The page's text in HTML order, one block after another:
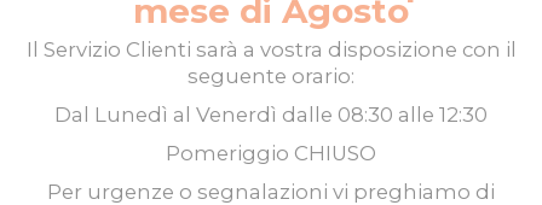
mese di Agosto
Il Servizio Clienti sarà a vostra disposizione con il
seguente orario:
Dal Lunedì al Venerdì dalle 08:30 alle 12:30
Pomeriggio CHIUSO
Per urgenze o segnalazioni vi preghiamo di